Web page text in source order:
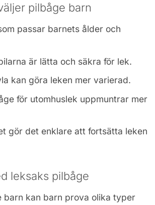
pilbåge barn
passar barnets ålder och
är lätta och säkra för lek.
kan göra leken mer varierad.
för utomhuslek uppmuntrar mer
gör det enklare att fortsätta leken
leksaks pilbåge
barn kan barn prova olika typer